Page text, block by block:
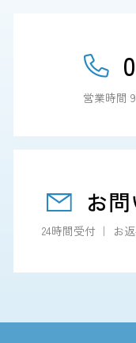
営業時間
お
24時間受付 ｜ お